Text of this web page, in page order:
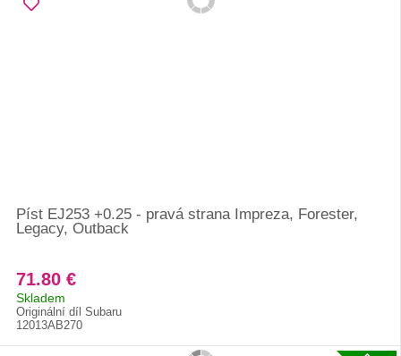
Píst EJ253 +0.25 - pravá strana Impreza, Forester,
Legacy, Outback
71.80 €
Skladem
Originální díl Subaru
12013AB270